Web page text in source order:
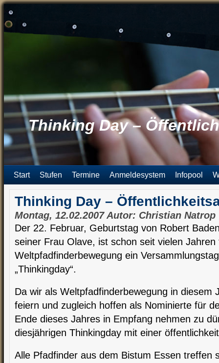
Thinking Day –
Start Stufen Termine Anmeldesystem Infopool
Thinking Day –
Montag, 12.02.2007 Autor: Christian Natrop
Der 22. Februar, Geburtstag von Robert
seiner Frau Olave, ist schon seit vielen Jahren
Weltpfadfinderbewegung ein
„Thinkingday“.
Da wir als Weltpfadfinderbewegung in diesem
feiern und zugleich hoffen als Nominierte für
Ende dieses Jahres in Empfang nehmen zu
diesjährigen Thinkingday mit einer
Alle Pfadfinder aus dem Bistum Essen treffen